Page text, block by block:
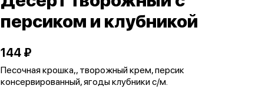
персиком и клубникой
144 ₽
Песочная крошка,, творожный крем, персик
консервированный, ягоды клубники с/м.